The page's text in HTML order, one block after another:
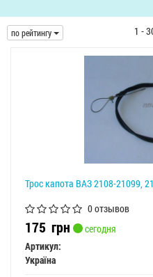
по рейтингу 1 -
Трос капота ВАЗ 2108-21099,
0 отзывов
175 грн
сегодня
Артикул:
Україна